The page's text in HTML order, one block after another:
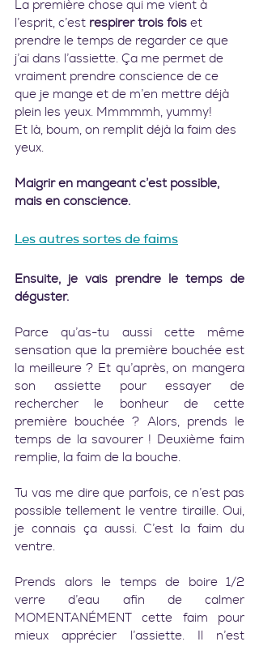
La première chose qui me vient à
l’esprit, c’est respirer trois fois et
prendre le temps de regarder ce que
j’ai dans l’assiette. Ça me permet de
vraiment prendre conscience de ce
que je mange et de m’en mettre déjà
plein les yeux. Mmmmmh, yummy!
Et là, boum, on remplit déjà la faim des
yeux.
Maigrir en mangeant c’est possible,
mais en conscience.
Les autres sortes de faims
Ensuite, je vais prendre le temps de
déguster.
Parce qu’as-tu aussi cette même
sensation que la première bouchée est
la meilleure ? Et qu’après, on mangera
son assiette pour essayer de
rechercher le bonheur de cette
première bouchée ? Alors, prends le
temps de la savourer ! Deuxième faim
remplie, la faim de la bouche.
Tu vas me dire que parfois, ce n’est pas
possible tellement le ventre tiraille. Oui,
je connais ça aussi. C’est la faim du
ventre.
Prends alors le temps de boire 1/2
verre d’eau afin de calmer
MOMENTANÉMENT cette faim pour
mieux apprécier l’assiette. Il n’est